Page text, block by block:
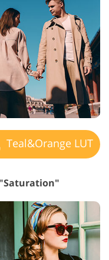
Teal&Orange LUT
"Saturation"